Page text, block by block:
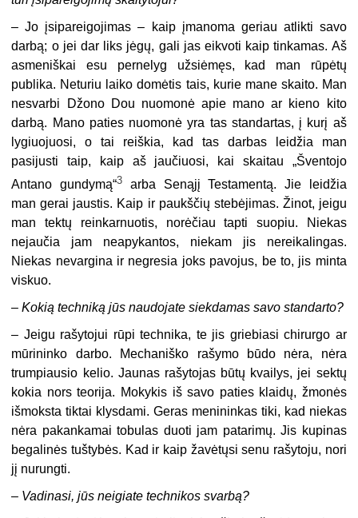
– Jo įsipareigojimas – kaip įmanoma geriau atlikti savo
darbą; o jei dar liks jėgų, gali jas eikvoti kaip tinkamas. Aš
asmeniškai esu pernelyg užsiėmęs, kad man rūpėtų
publika. Neturiu laiko domėtis tais, kurie mane skaito. Man
nesvarbi Džono Dou nuomonė apie mano ar kieno kito
darbą. Mano paties nuomonė yra tas standartas, į kurį aš
lygiuojuosi, o tai reiškia, kad tas darbas leidžia man
pasijusti taip, kaip aš jaučiuosi, kai skaitau „Šventojo
Antano gundymą“3 arba Senąjį Testamentą. Jie leidžia
man gerai jaustis. Kaip ir paukščių stebėjimas. Žinot, jeigu
man tektų reinkarnuotis, norėčiau tapti suopiu. Niekas
nejaučia jam neapykantos, niekam jis nereikalingas.
Niekas nevargina ir negresia joks pavojus, be to, jis minta
viskuo.
–Kokią techniką jūs naudojate siekdamas savo standarto?
– Jeigu rašytojui rūpi technika, te jis griebiasi chirurgo ar
mūrininko darbo. Mechaniško rašymo būdo nėra, nėra
trumpiausio kelio. Jaunas rašytojas būtų kvailys, jei sektų
kokia nors teorija. Mokykis iš savo paties klaidų, žmonės
išmoksta tiktai klysdami. Geras menininkas tiki, kad niekas
nėra pakankamai tobulas duoti jam patarimų. Jis kupinas
begalinės tuštybės. Kad ir kaip žavėtųsi senu rašytoju, nori
jį nurungti.
– Vadinasi, jūs neigiate technikos svarbą?